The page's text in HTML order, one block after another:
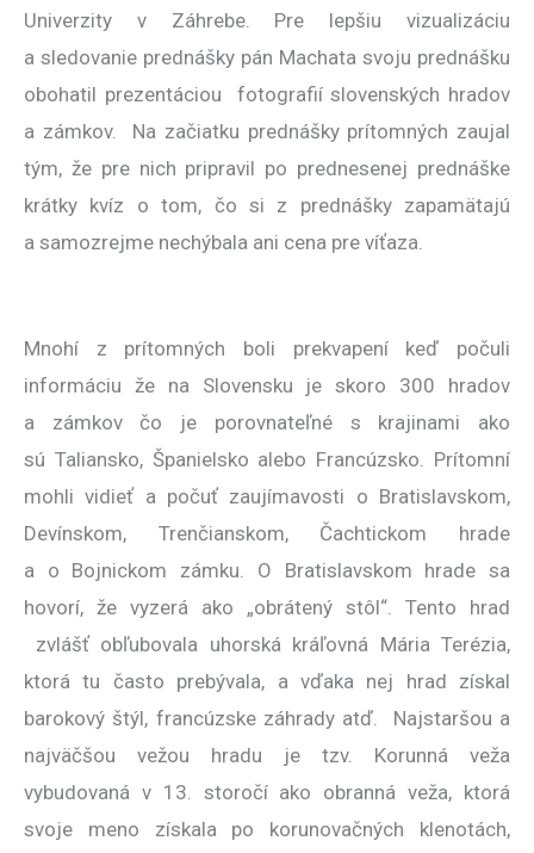
Univerzity v Záhrebe. Pre lepšiu vizualizáciu
a sledovanie prednášky pán Machata svoju prednášku
obohatil prezentáciou fotografií slovenských hradov
a zámkov. Na začiatku prednášky prítomných zaujal
tým, že pre nich pripravil po prednesenej prednáške
krátky kvíz o tom, čo si z prednášky zapamätajú
a samozrejme nechýbala ani cena pre víťaza.
Mnohí z prítomných boli prekvapení keď počuli
informáciu že na Slovensku je skoro 300 hradov
a zámkov čo je porovnateľné s krajinami ako
sú Taliansko, Španielsko alebo Francúzsko. Prítomní
mohli vidieť a počuť zaujímavosti o Bratislavskom,
Devínskom, Trenčianskom, Čachtickom hrade
a o Bojnickom zámku. O Bratislavskom hrade sa
hovorí, že vyzerá ako „obrátený stôl“. Tento hrad
zvlášť obľubovala uhorská kráľovná Mária Terézia,
ktorá tu často prebývala, a vďaka nej hrad získal
barokový štýl, francúzske záhrady atď. Najstaršou a
najväčšou vežou hradu je tzv. Korunná veža
vybudovaná v 13. storočí ako obranná veža, ktorá
svoje meno získala po korunovačných klenotách,